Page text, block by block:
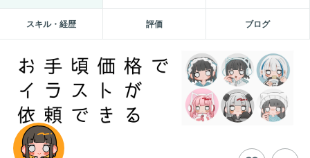
スキル・経歴 評価 ブログ